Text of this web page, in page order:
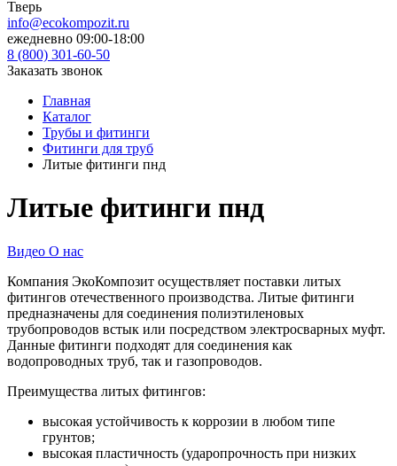
Тверь
info@ecokompozit.ru
ежедневно 09:00-18:00
8 (800) 301-60-50
Заказать звонок
Главная
Каталог
Трубы и фитинги
Фитинги для труб
Литые фитинги пнд
Литые фитинги пнд
Видео О нас
Компания ЭкоКомпозит осуществляет поставки литых
фитингов отечественного производства. Литые фитинги
предназначены для соединения полиэтиленовых
трубопроводов встык или посредством электросварных муфт.
Данные фитинги подходят для соединения как
водопроводных труб, так и газопроводов.
Преимущества литых фитингов:
высокая устойчивость к коррозии в любом типе
грунтов;
высокая пластичность (ударопрочность при низких